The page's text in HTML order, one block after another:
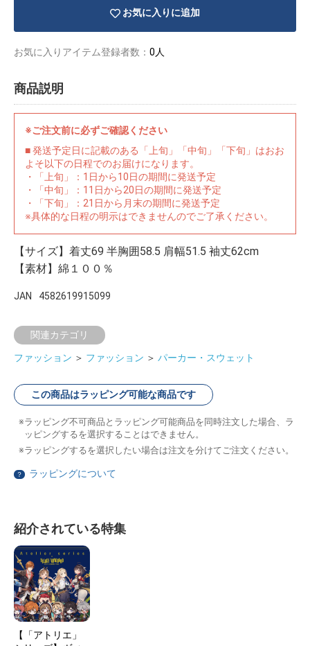
お気に入りに追加
お気に入りアイテム登録者数： 0人
商品説明
※ご注文前に必ずご確認ください
■ 発送予定日に記載のある「上旬」「中旬」「下旬」はおお
よそ以下の日程でのお届けになります。
・「上旬」：1日から10日の期間に発送予定
・「中旬」：11日から20日の期間に発送予定
・「下旬」：21日から月末の期間に発送予定
※具体的な日程の明示はできませんのでご了承ください。
【サイズ】着丈69 半胸囲58.5 肩幅51.5 袖丈62cm
【素材】綿１００％
JAN 4582619915099
関連カテゴリ
ファッション ＞ ファッション ＞ パーカー・スウェット
この商品はラッピング可能な商品です
ラッピング不可商品とラッピング可能商品を同時注文した場合、ラ
ッピングするを選択することはできません。
ラッピングするを選択したい場合は注文を分けてご注文ください。
？ ラッピングについて
紹介されている特集
【「アトリエ」
イラストレ
ーター
アダルトグ
ッズ